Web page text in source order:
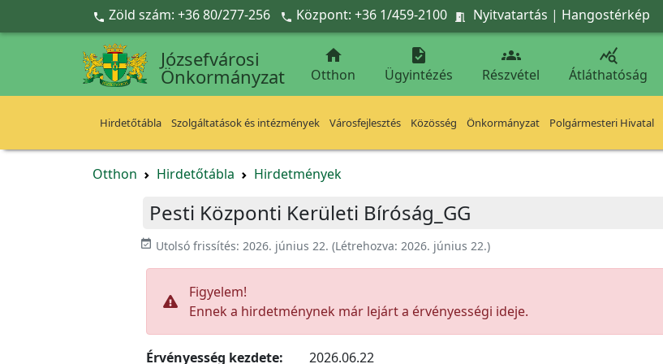
Ugrás a fő tartalomra
 Zöld szám: +36 80/277-256  Központ: +36 1/459-2100  Nyitvatartás | Hangostérkép
Józsefvárosi
Önkormányzat

Otthon

Ügyintézés

Részvétel

Átláthatóság
Hirdetőtábla Szolgáltatások és intézmények Városfejlesztés Közösség Önkormányzat Polgármesteri Hivatal
Otthon Hirdetőtábla Hirdetmények
Pesti Központi Kerületi Bíróság_GG
event_available Utolsó frissítés: 2026. június 22. (Létrehozva: 2026. június 22.)
Figyelem!
Ennek a hirdetménynek már lejárt a érvényességi ideje.
Érvényesség kezdete:
2026.06.22